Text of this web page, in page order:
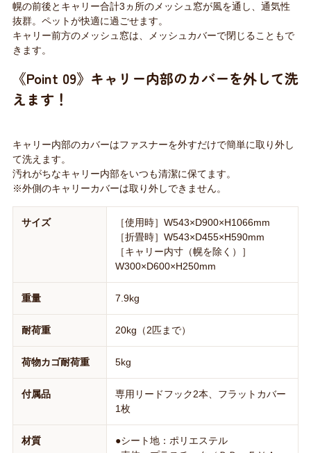
幌の前後とキャリー合計3ヵ所のメッシュ窓が風を通し、通気性
抜群。ペットが快適に過ごせます。
キャリー前方のメッシュ窓は、メッシュカバーで閉じることもで
きます。
《Point 09》キャリー内部のカバーを外して洗
えます！
キャリー内部のカバーはファスナーを外すだけで簡単に取り外し
て洗えます。
汚れがちなキャリー内部をいつも清潔に保てます。
※外側のキャリーカバーは取り外しできません。
サイズ
［使用時］W543×D900×H1066mm
［折畳時］W543×D455×H590mm
［キャリー内寸（幌を除く）］
W300×D600×H250mm
重量 7.9kg
耐荷重 20kg（2匹まで）
荷物カゴ耐荷重 5kg
付属品
専用リードフック2本、フラットカバー
1枚
材質
●シート地：ポリエステル